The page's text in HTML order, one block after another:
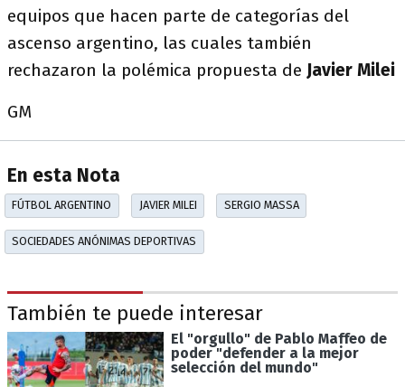
equipos que hacen parte de categorías del
ascenso argentino, las cuales también
rechazaron la polémica propuesta de Javier Milei
GM
En esta Nota
FÚTBOL ARGENTINO JAVIER MILEI SERGIO MASSA
SOCIEDADES ANÓNIMAS DEPORTIVAS
También te puede interesar
El "orgullo" de Pablo Maffeo de
poder "defender a la mejor
selección del mundo"